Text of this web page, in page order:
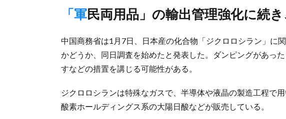
「軍民両用品」の輸出管理強化に
中国商務省は1月7日、日本産の化合物「ジクロロシラン」に
かどうか、同日調査を始めたと発表した。ダンピングがあっ
すなどの措置を講じる可能性がある。
ジクロロシランは特殊なガスで、半導体や液晶の製造工程で
酸素ホールディングス系の大陽日酸などが販売している。